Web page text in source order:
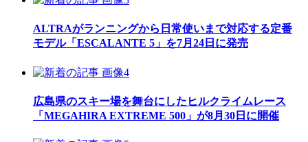
ALTRAがランニングから日常使いまで対応する定番
モデル「ESCALANTE 5」を7月24日に発売
広島県のスキー場を舞台にしたヒルクライムレース
「MEGAHIRA EXTREME 500」が8月30日に開催